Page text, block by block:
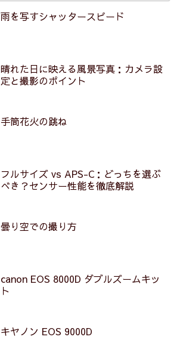
雨を写すシャッタースピード
晴れた日に映える風景写真：カメラ設
定と撮影のポイント
手筒花火の跳ね
フルサイズ vs APS-C：どっちを選ぶ
べき？センサー性能を徹底解説
曇り空での撮り方
canon EOS 8000D ダブルズームキッ
ト
キヤノン EOS 9000D